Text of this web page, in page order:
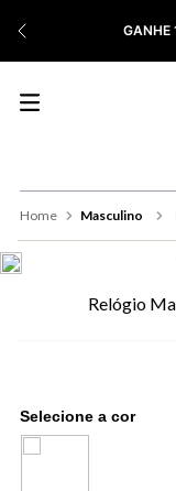
GANHE
Masculino
Relógio
9º